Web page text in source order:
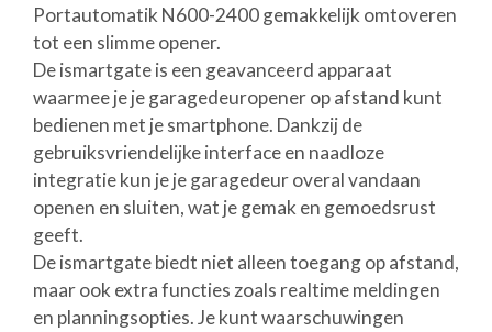
Portautomatik N600-2400 gemakkelijk omtoveren
tot een slimme opener.
De ismartgate is een geavanceerd apparaat
waarmee je je garagedeuropener op afstand kunt
bedienen met je smartphone. Dankzij de
gebruiksvriendelijke interface en naadloze
integratie kun je je garagedeur overal vandaan
openen en sluiten, wat je gemak en gemoedsrust
geeft.
De ismartgate biedt niet alleen toegang op afstand,
maar ook extra functies zoals realtime meldingen
en planningsopties. Je kunt waarschuwingen